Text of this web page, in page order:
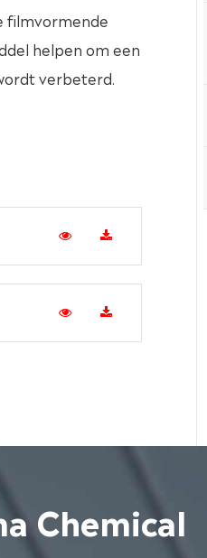
filmvormende
helpen om een
verbeterd.
Chemical